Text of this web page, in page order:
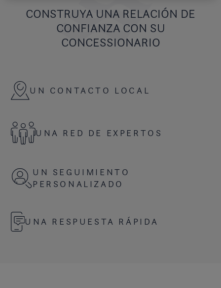
CONSTRUYA UNA RELACIÓN DE
CONFIANZA CON SU
CONCESSIONARIO
UN CONTACTO LOCAL
UNA RED DE EXPERTOS
UN SEGUIMIENTO
PERSONALIZADO
UNA RESPUESTA RÁPIDA